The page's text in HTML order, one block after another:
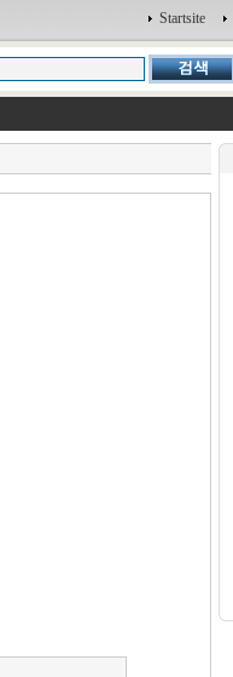
Startsite